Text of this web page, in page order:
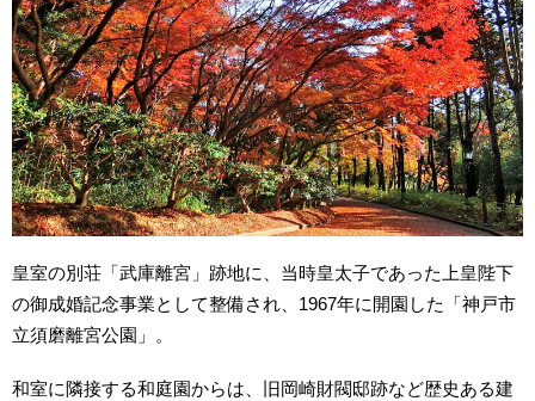
皇室の別荘「武庫離宮」跡地に、当時皇太子であった上皇陛下
の御成婚記念事業として整備され、1967年に開園した「神戸市
立須磨離宮公園」。
和室に隣接する和庭園からは、旧岡崎財閥邸跡など歴史ある建